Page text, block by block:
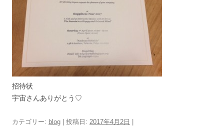
招待状
宇宙さんありがとう♡
カテゴリー: blog | 投稿日: 2017年4月2日